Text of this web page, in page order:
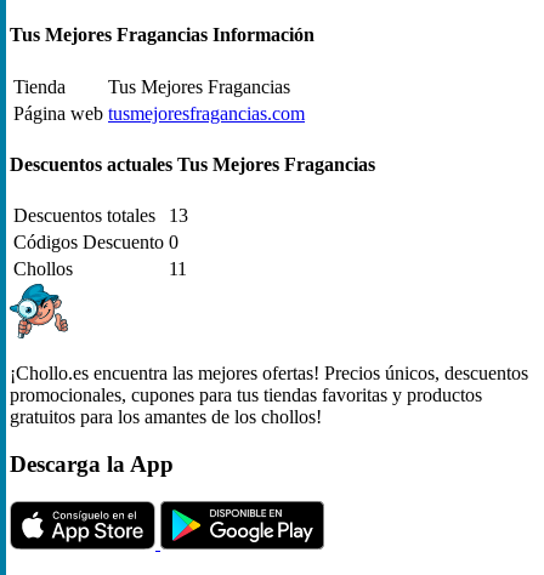
Tus Mejores Fragancias Información
Tienda
Tus Mejores Fragancias
Página web tusmejoresfragancias.com
Descuentos actuales Tus Mejores Fragancias
Descuentos totales
13
Códigos Descuento 0
Chollos
11
¡Chollo.es encuentra las mejores ofertas! Precios únicos, descuentos
promocionales, cupones para tus tiendas favoritas y productos
gratuitos para los amantes de los chollos!
Descarga la App